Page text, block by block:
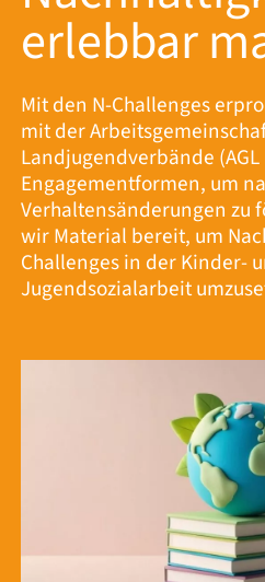
erlebbar
Mit den N-Challenges
mit der
Landjugendverbände (AGL
Engagementformen, um
Verhaltensänderungen zu
wir Material bereit, um
Challenges in der Kinder-
Jugendsozialarbeit